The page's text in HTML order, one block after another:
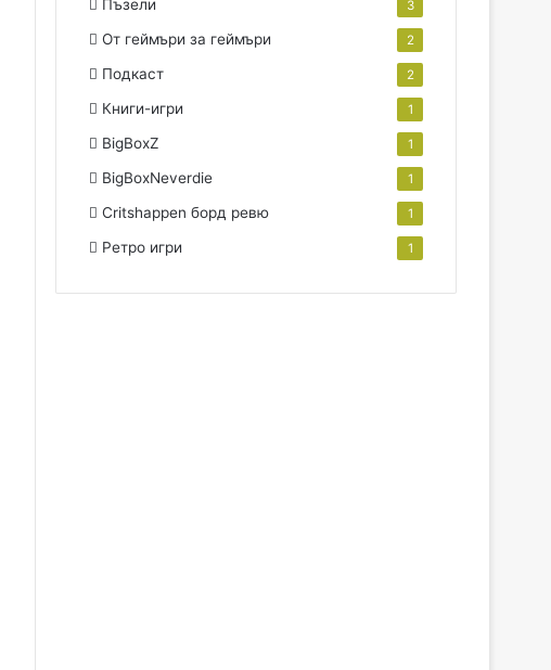
Пъзели 3
От геймъри за геймъри 2
Подкаст 2
Книги-игри 1
BigBoxZ 1
BigBoxNeverdie 1
Critshappen борд ревю 1
Ретро игри 1